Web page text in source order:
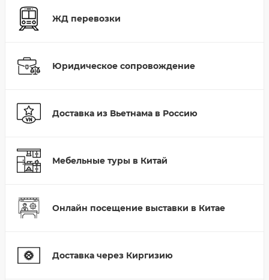
ЖД перевозки
Юридическое сопровождение
Доставка из Вьетнама в Россию
Мебельные туры в Китай
Онлайн посещение выставки в Китае
Доставка через Киргизию